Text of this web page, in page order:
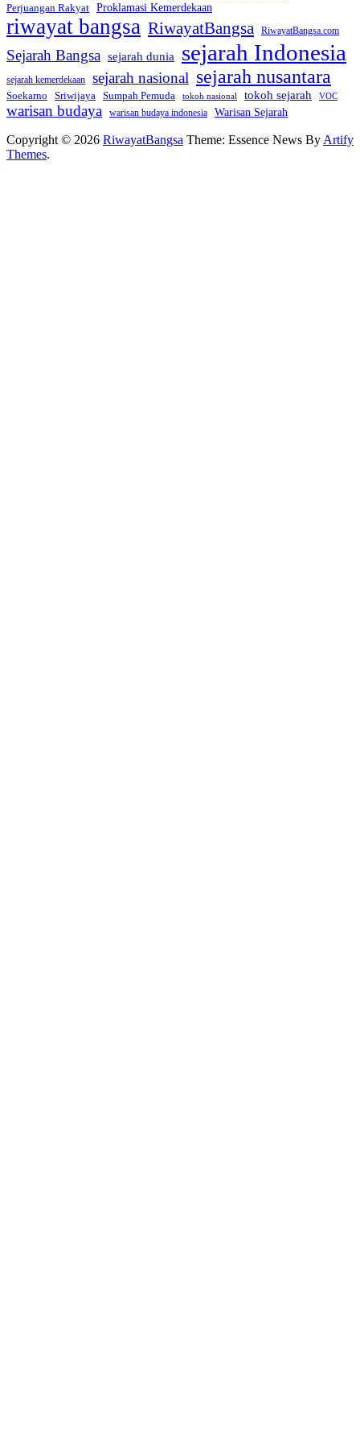
Perjuangan Rakyat Proklamasi Kemerdekaan
riwayat bangsa RiwayatBangsa RiwayatBangsa.com
Sejarah Bangsa sejarah dunia sejarah Indonesia
sejarah kemerdekaan sejarah nasional sejarah nusantara
Soekarno Sriwijaya Sumpah Pemuda tokoh nasional tokoh sejarah VOC
warisan budaya warisan budaya indonesia Warisan Sejarah
Copyright © 2026 RiwayatBangsa Theme: Essence News By Artify
Themes.